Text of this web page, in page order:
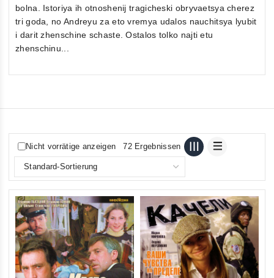
bolna. Istoriya ih otnoshenij tragicheski obryvaetsya cherez
tri goda, no Andreyu za eto vremya udalos nauchitsya lyubit
i darit zhenschine schaste. Ostalos tolko najti etu
zhenschinu...
Nicht vorrätige anzeigen 72 Ergebnissen